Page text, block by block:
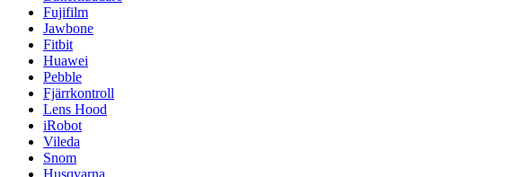
Fujifilm
Jawbone
Fitbit
Huawei
Pebble
Fjärrkontroll
Lens Hood
iRobot
Vileda
Snom
Husqvarna